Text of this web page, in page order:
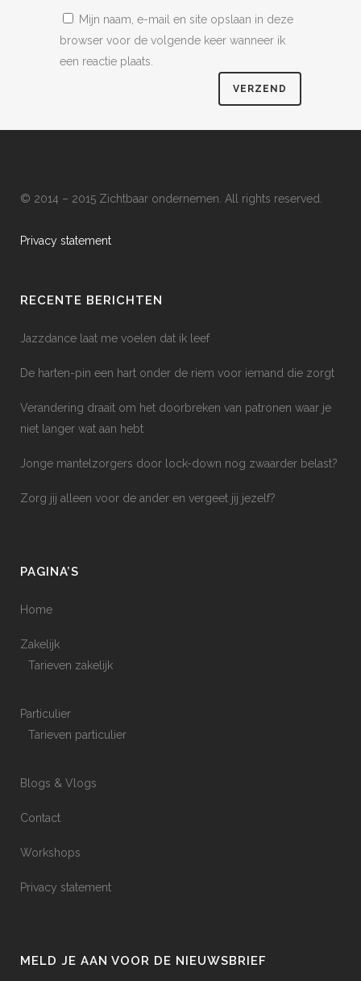
Mijn naam, e-mail en site opslaan in deze
browser voor de volgende keer wanneer ik
een reactie plaats.
© 2014 – 2015 Zichtbaar ondernemen. All rights reserved.
Privacy statement
RECENTE BERICHTEN
Jazzdance laat me voelen dat ik leef
De harten-pin een hart onder de riem voor iemand die zorgt
Verandering draait om het doorbreken van patronen waar je
niet langer wat aan hebt
Jonge mantelzorgers door lock-down nog zwaarder belast?
Zorg jij alleen voor de ander en vergeet jij jezelf?
PAGINA’S
Home
Zakelijk
Tarieven zakelijk
Particulier
Tarieven particulier
Blogs & Vlogs
Contact
Workshops
Privacy statement
MELD JE AAN VOOR DE NIEUWSBRIEF